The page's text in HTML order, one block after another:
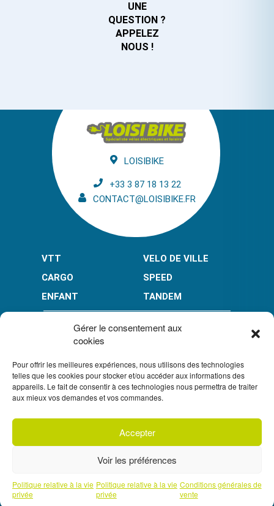
Gérer le consentement aux
cookies
Pour offrir les meilleures expériences, nous utilisons des technologies
telles que les cookies pour stocker et/ou accéder aux informations des
appareils. Le fait de consentir à ces technologies nous permettra de traiter
aux mieux vos demandes et vos commandes.
Accepter
Voir les préférences
Politique relative à la vie
privée
Politique relative à la vie
privée
Conditions générales de
vente
UNE
QUESTION ?
APPELEZ
NOUS !
notre newsletter
avec l'un de nos experts
LOISIBIKE
+33 3 87 18 13 22
CONTACT@LOISIBIKE.FR
VTT
VELO DE VILLE
CARGO
SPEED
ENFANT
TANDEM
PAIEMENT EN PLUSIEURS FOIS* :
LIMITÉ À 3000 € POUR LE 10X. LIMITÉ À 6000 € POUR LE 3X ET 4X.
CONDITION GÉNÉRALES DE VENTE
POLITIQUE DE CONFIDENTIALITÉ
SOUS RÉSERVE D’ACCEPTATION PAR FLOA. VOUS